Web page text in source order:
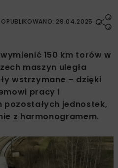
OPUBLIKOWANO: 29.04.2025
150 km torów w
maszyn uległa
wstrzymane – dzięki
pracy i
jednostek,
z harmonogramem.